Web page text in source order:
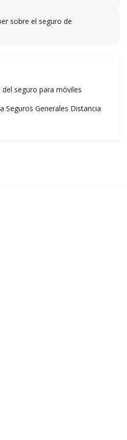
sobre el seguro de
del seguro para móviles
Seguros Generales Distancia